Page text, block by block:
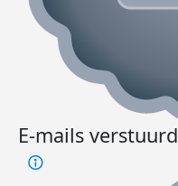
E-mails verstuurd